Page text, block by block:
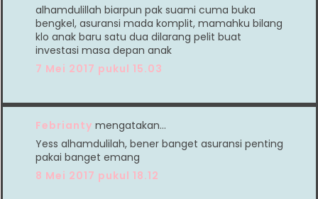
alhamdulillah biarpun pak suami cuma buka
bengkel, asuransi mada komplit, mamahku bilang
klo anak baru satu dua dilarang pelit buat
investasi masa depan anak
7 Mei 2017 pukul 15.03
Febrianty mengatakan…
Yess alhamdulilah, bener banget asuransi penting
pakai banget emang
8 Mei 2017 pukul 18.12